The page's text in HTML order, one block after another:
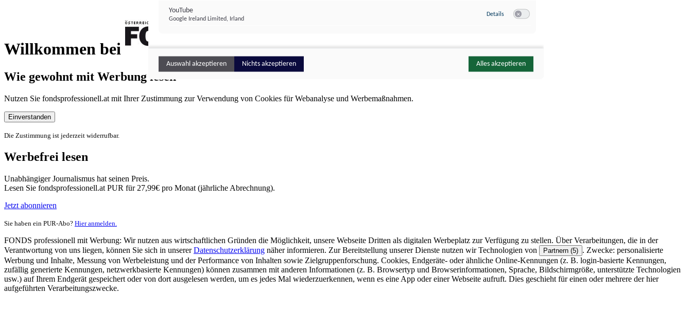
Willkommen bei
FONDS professionell
Wie gewohnt mit Werbung lesen
Nutzen Sie fondsprofessionell.at mit Ihrer Zustimmung zur Verwendung von Cookies für Webanalyse und Werbemaßnahmen.
Einverstanden
Die Zustimmung ist jederzeit widerrufbar.
Werbefrei lesen
Unabhängiger Journalismus hat seinen Preis.
Lesen Sie fondsprofessionell.at PUR für 27,99€ pro Monat (jährliche Abrechnung).
Jetzt abonnieren
Sie haben ein PUR-Abo? Hier anmelden.
FONDS professionell mit Werbung: Wir nutzen aus wirtschaftlichen Gründen die Möglichkeit, unsere Webseite Dritten als digitalen Werbeplatz zur Verfügung zu stellen. Über Verarbeitungen, die in der
Verantwortung von uns liegen, können Sie sich in unsererDatenschutzerklärung näher informieren. Zur Bereitstellung unserer Dienste nutzen wir Technologien von Partnern (5) . Zwecke: personalisierte
Werbung und Inhalte, Messung von Werbeleistung und der Performance von Inhalten sowie Zielgruppenforschung. Cookies, Endgeräte- oder ähnliche Online-Kennungen (z. B. login-basierte Kennungen,
zufällig generierte Kennungen, netzwerkbasierte Kennungen) können zusammen mit anderen Informationen (z. B. Browsertyp und Browserinformationen, Sprache, Bildschirmgröße, unterstützte Technologien
usw.) auf Ihrem Endgerät gespeichert oder von dort ausgelesen werden, um es jedes Mal wiederzuerkennen, wenn es eine App oder einer Webseite aufruft. Dies geschieht für einen oder mehrere der hier
aufgeführten Verarbeitungszwecke.
YouTube
Google Ireland Limited, Irland
Details zu YouTube
Auswahl akzeptieren Nichts akzeptieren Alles akzeptieren